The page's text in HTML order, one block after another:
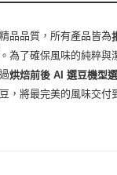
品品質，所有產品皆為
。為了確保風味的純粹與
烘焙前後 AI 選豆機型
，將最完美的風味交付